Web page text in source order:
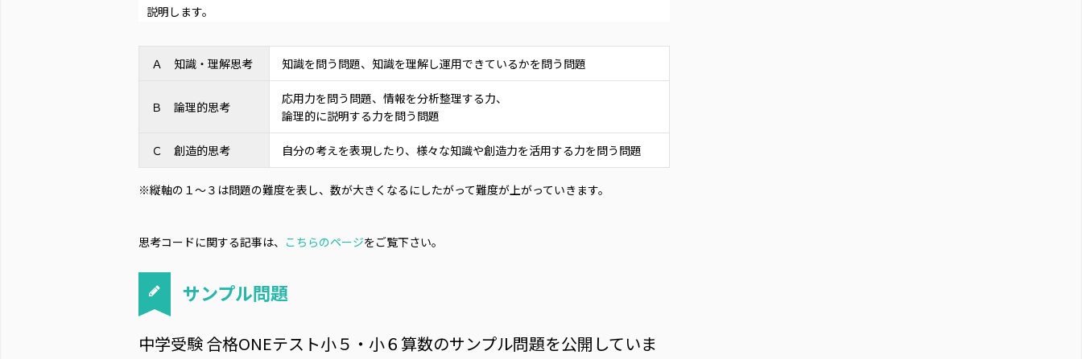
説明します。
Ａ 知識・理解思考 知識を問う問題、知識を理解し運用できているかを問う問題
Ｂ 論理的思考
応用力を問う問題、情報を分析整理する力、
論理的に説明する力を問う問題
Ｃ 創造的思考 自分の考えを表現したり、様々な知識や創造力を活用する力を問う問題
※縦軸の１～３は問題の難度を表し、数が大きくなるにしたがって難度が上がっていきます。
思考コードに関する記事は、 こちらのページをご覧下さい。
サンプル問題
中学受験 合格ONEテスト小５・小６算数のサンプル問題を公開していま